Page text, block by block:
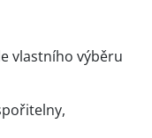
vlastního výběru